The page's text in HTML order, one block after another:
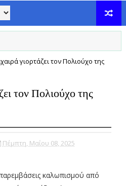
γιορτάζει τον Πολιούχο της
τον Πολιούχο της
Πέμπτη, Μαΐου 08, 2025
καλωπισμού από